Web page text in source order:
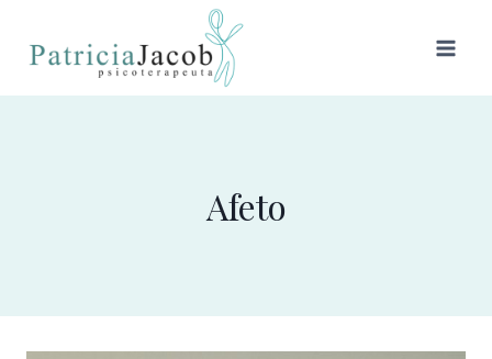
Afeto